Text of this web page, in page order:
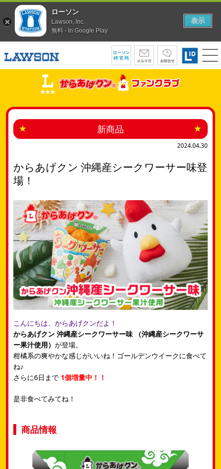
新商品
2024.04.30
からあげクン 沖縄産シークワーサー味登
場！
こんにちは、からあげクンだよ！
からあげクン 沖縄産シークワーサー味
（沖縄産シークワーサ
ー果汁使用） が登場。
柑橘系の爽やかな感じがいいね！ゴールデンウイークに食べて
ね♪
さらに6日まで 1個増量中！！
是非食べてみてね！
商品情報
ローソン
Lawson, Inc.
無料 - In Google Play
表示